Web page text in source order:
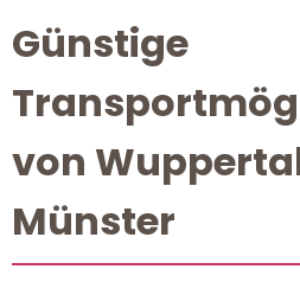
Günstige
von
Münster